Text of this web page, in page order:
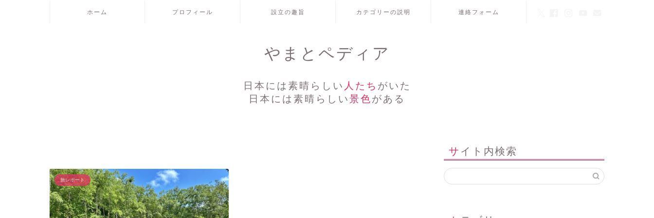
ホーム プロフィール 設立の趣旨 カテゴリーの説明 連絡フォーム
やまとペディア
日本には素晴らしい 人たち がいた
日本には素晴らしい景色がある
旅レポート
サイト内検索